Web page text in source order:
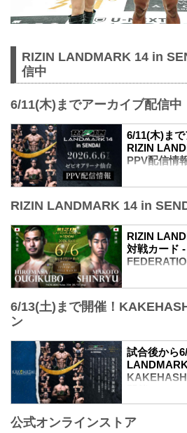
RIZIN LANDMARK 14 in
信中
6/11(木)までアーカイブ配信中
6/11(木)まで
RIZIN
PPV配信情
配信チケット
ABEMA、U-
たぞ！（※ス
始）
お得なPPV前
の6月5日（金
会場に来られ
が実況・解説
LANDMARK
ルタイ...
RIZIN LANDMARK 14 in
RIZIN
対戦カード
保博正 vs. 神
扇久保博正
第7試合／元
RIZIN MMAル
第6試合／酒
酒井リョウ vs.
6/13(土)まで開催！
ン
試合後から
開催！ -
今回のオーク
公式オンラインストア